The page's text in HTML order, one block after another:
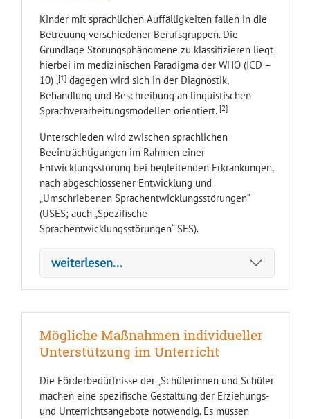
Kinder mit sprachlichen Auffälligkeiten fallen in die
Betreuung verschiedener Berufsgruppen. Die
Grundlage Störungsphänomene zu klassifizieren liegt
hierbei im medizinischen Paradigma der WHO (ICD –
10) ,[1] dagegen wird sich in der Diagnostik,
Behandlung und Beschreibung an linguistischen
Sprachverarbeitungsmodellen orientiert. [2]
Unterschieden wird zwischen sprachlichen
Beeinträchtigungen im Rahmen einer
Entwicklungsstörung bei begleitenden Erkrankungen,
nach abgeschlossener Entwicklung und
„Umschriebenen Sprachentwicklungsstörungen“
(USES; auch „Spezifische
Sprachentwicklungsstörungen“ SES).
weiterlesen...
Mögliche Maßnahmen individueller
Unterstützung im Unterricht
Die Förderbedürfnisse der „Schülerinnen und Schüler
machen eine spezifische Gestaltung der Erziehungs-
und Unterrichtsangebote notwendig. Es müssen